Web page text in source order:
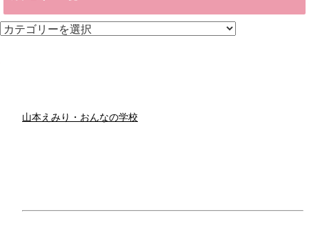
カ
山本えみり・おんなの学校